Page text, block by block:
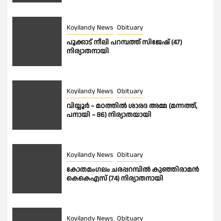
Koyilandy News Obituary
പൂക്കാട് നീലി പറമ്പത്ത് സിജേഷ് (47)
നിര്യാതനായി
Koyilandy News Obituary
വിയ്യൂർ – മഠത്തിൽ ശാരദ അമ്മ (മന്നത്ത്,
പനായി – 86) നിര്യാതയായി
Koyilandy News Obituary
കോതമംഗലം ചരപ്പറമ്പിൽ കുഞ്ഞിരാമൻ
കെകെഎസ് (74) നിര്യാതനായി
Koyilandy News Obituary